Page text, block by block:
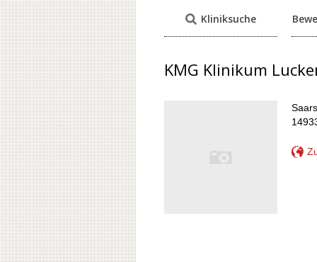
Kliniksuche
KMG Klinikum